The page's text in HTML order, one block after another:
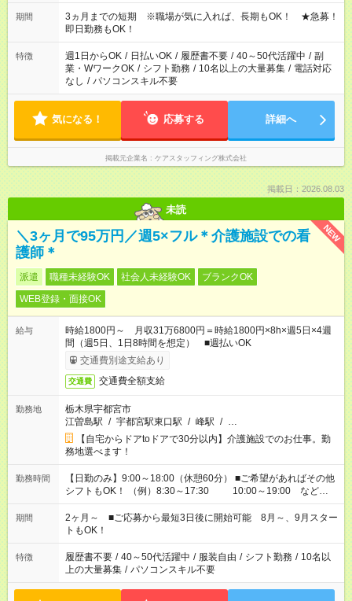
かせください！ 事前に担当からヒアリングもしますので、ご安
心ください！
期間
3ヵ月までの短期 ※職場が気に入れば、長期もOK！ ★急募！
即日勤務もOK！
特徴 週1日からOK / 日払いOK / 履歴書不要 / 40～50代活躍中 / 副
業・WワークOK / シフト勤務 / 10名以上の大量募集 / 電話対応
なし / パソコンスキル不要
気になる！ 応募する 詳細へ
掲載元企業名 ケアスタッフィング株式会社
掲載日：2026.08.03
未読
NEW
＼3ヶ月で95万円／週5×フル＊介護施設での看
護師＊
派遣 職種未経験OK 社会人未経験OK
ブランクOK
WEB登録・面接OK
給与
時給1800円～ 月収31万6800円＝時給1800円×8h×週5日×4週
間（週5日、1日8時間を想定） ■週払いOK
交通費別途支給あり
交通費 交通費全額支給
勤務地
栃木県宇都宮市
江曽島駅 / 宇都宮駅東口駅 / 峰駅 / …
【自宅からドアtoドアで30分以内】介護施設でのお仕事。勤
務地選べます！
勤務時間
【日勤のみ】9:00～18:00（休憩60分） ■ご希望があればその他
シフトもOK！ （例）8:30～17:30 10:00～19:00 など
「家族とお休みを合わせたい」 「余裕を持って夕飯の準備がし
たい」 「できれば残業はしたくない」 など、ご希望があれば教
えてくださいね。 ※Wワーク希望の方へ 今ご覧のお仕事で希望
する勤務時間と、もう1つのお仕事の勤務時間。 合計で週40時
間を超える場合は応募できません
期間
2ヶ月～ ■ご応募から最短3日後に開始可能 8月～、9月スター
トもOK！
特徴 履歴書不要 / 40～50代活躍中 / 服装自由 / シフト勤務 / 10名以
上の大量募集 / パソコンスキル不要